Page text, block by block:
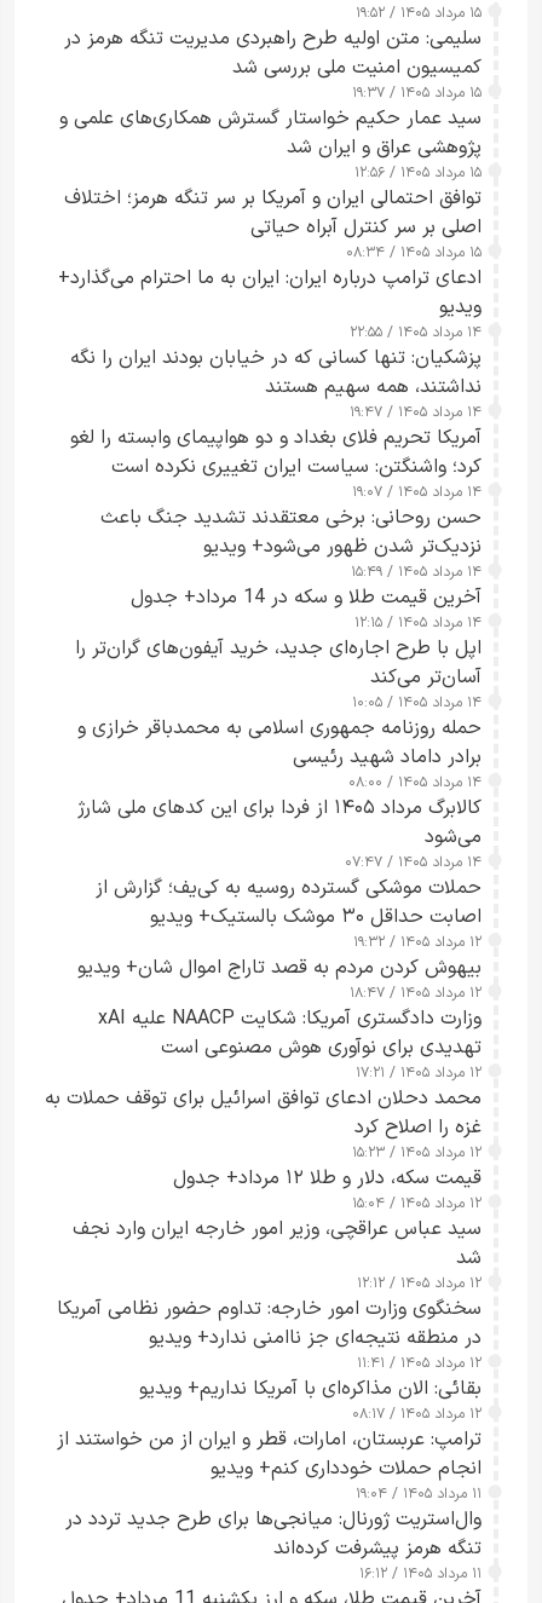
۱۵ مرداد ۱۴۰۵ / ۱۹:۵۲
سلیمی: متن اولیه طرح راهبردی مدیریت تنگه هرمز در
کمیسیون امنیت ملی بررسی شد
۱۵ مرداد ۱۴۰۵ / ۱۹:۳۷
سید عمار حکیم خواستار گسترش همکاری‌های علمی و
پژوهشی عراق و ایران شد
۱۵ مرداد ۱۴۰۵ / ۱۲:۵۶
توافق احتمالی ایران و آمریکا بر سر تنگه هرمز؛ اختلاف
اصلی بر سر کنترل آبراه حیاتی
۱۵ مرداد ۱۴۰۵ / ۰۸:۳۴
ادعای ترامپ درباره ایران: ایران به ما احترام می‌گذارد+
ویدیو
۱۴ مرداد ۱۴۰۵ / ۲۲:۵۵
پزشکیان: تنها کسانی که در خیابان بودند ایران را نگه
نداشتند، همه سهیم هستند
۱۴ مرداد ۱۴۰۵ / ۱۹:۴۷
آمریکا تحریم فلای بغداد و دو هواپیمای وابسته را لغو
کرد؛ واشنگتن: سیاست ایران تغییری نکرده است
۱۴ مرداد ۱۴۰۵ / ۱۹:۰۷
حسن روحانی: برخی معتقدند تشدید جنگ باعث
نزدیک‌تر شدن ظهور می‌شود+ ویدیو
۱۴ مرداد ۱۴۰۵ / ۱۵:۴۹
آخرین قیمت طلا و سکه در 14 مرداد+ جدول
۱۴ مرداد ۱۴۰۵ / ۱۲:۱۵
اپل با طرح اجاره‌ای جدید، خرید آیفون‌های گران‌تر را
آسان‌تر می‌کند
۱۴ مرداد ۱۴۰۵ / ۱۰:۰۵
حمله روزنامه جمهوری اسلامی به محمدباقر خرازی و
برادر داماد شهید رئیسی
۱۴ مرداد ۱۴۰۵ / ۰۸:۰۰
کالابرگ مرداد ۱۴۰۵ از فردا برای این کدهای ملی شارژ
می‌شود
۱۴ مرداد ۱۴۰۵ / ۰۷:۴۷
حملات موشکی گسترده روسیه به کی‌یف؛ گزارش از
اصابت حداقل ۳۰ موشک بالستیک+ ویدیو
۱۲ مرداد ۱۴۰۵ / ۱۹:۳۲
بیهوش کردن مردم به قصد تاراج اموال شان+ ویدیو
۱۲ مرداد ۱۴۰۵ / ۱۸:۴۷
وزارت دادگستری آمریکا: شکایت NAACP علیه xAI
تهدیدی برای نوآوری هوش مصنوعی است
۱۲ مرداد ۱۴۰۵ / ۱۷:۲۱
محمد دحلان ادعای توافق اسرائیل برای توقف حملات به
غزه را اصلاح کرد
۱۲ مرداد ۱۴۰۵ / ۱۵:۲۳
قیمت سکه، دلار و طلا ۱۲ مرداد+ جدول
۱۲ مرداد ۱۴۰۵ / ۱۵:۰۴
سید عباس عراقچی، وزیر امور خارجه ایران وارد نجف
شد
۱۲ مرداد ۱۴۰۵ / ۱۲:۱۲
سخنگوی وزارت امور خارجه: تداوم حضور نظامی آمریکا
در منطقه نتیجه‌ای جز ناامنی ندارد+ ویدیو
۱۲ مرداد ۱۴۰۵ / ۱۱:۴۱
بقائی: الان مذاکره‌ای با آمریکا نداریم+ ویدیو
۱۲ مرداد ۱۴۰۵ / ۰۸:۱۷
ترامپ: عربستان، امارات، قطر و ایران از من خواستند از
انجام حملات خودداری کنم+ ویدیو
۱۱ مرداد ۱۴۰۵ / ۱۹:۰۴
وال‌استریت ژورنال: میانجی‌ها برای طرح جدید تردد در
تنگه هرمز پیشرفت کرده‌اند
۱۱ مرداد ۱۴۰۵ / ۱۶:۱۲